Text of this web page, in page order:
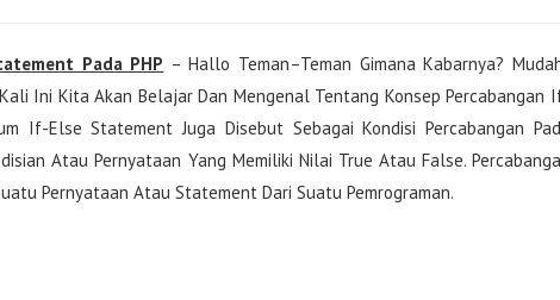
Pada PHP – Hallo Teman–Teman Gimana Kabarnya?
Ini Kita Akan Belajar Dan Mengenal Tentang Konsep Percabangan
If-Else Statement Juga Disebut Sebagai Kondisi Percabangan
Atau Pernyataan Yang Memiliki Nilai True Atau False.
Pernyataan Atau Statement Dari Suatu Pemrograman.